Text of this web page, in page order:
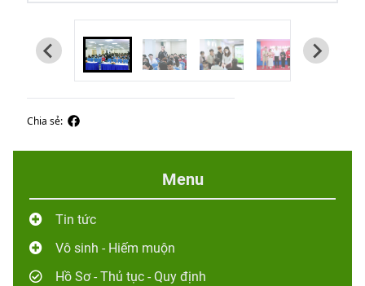
Chia sẻ:
Menu
Tin tức
Vô sinh - Hiếm muộn
Hồ Sơ - Thủ tục - Quy định